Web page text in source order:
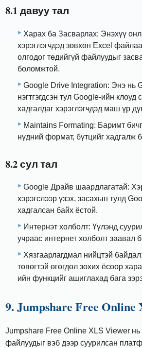
8.1 давуу тал
Харах ба Засварлах: Энэхүү
хэрэглэгчдэд зөвхөн Excel
олгодог төдийгүй файлуудыг
боломжтой.
Google Drive Integration: Энэ нь
нэгтгэгдсэн тул Google-ийн
хадгалдаг хэрэглэгчдэд маш үр
Maintains Formating: Баримт
нүдний формат, бүтцийг хадгалж
8.2 сул тал
Google Драйв шаардлагатай:
хэрэгслээр үзэх, засахын тулд
хадгалсан байх ёстой.
Интернэт холболт: Үүлэнд
учраас интернет холболт заавал
Хязгаарлагдмал нийцтэй
төвөгтэй өгөгдөл зохих ёсоор
ийн функцийг ашиглахад бага
9. Jumpshare Free Online
Jumpshare Free Online XLS Viewer нь
файлуудыг вэб дээр суурилсан